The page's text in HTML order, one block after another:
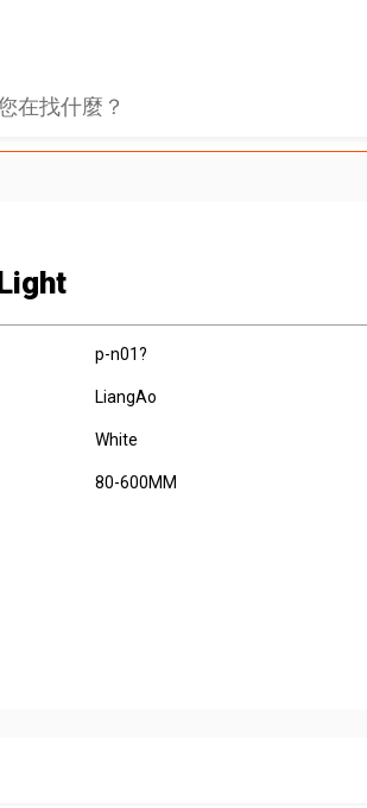
p-n01?
LiangAo
White
80-600MM